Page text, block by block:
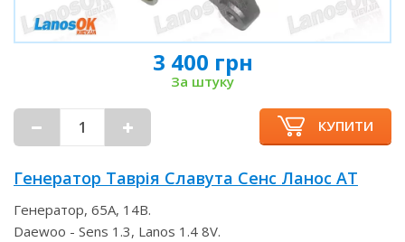
3 400 грн
За штуку
КУПИТИ
Генератор Таврія Славута Сенс Ланос AT
Генератор, 65А, 14В.
Daewoo - Sens 1.3, Lanos 1.4 8V.